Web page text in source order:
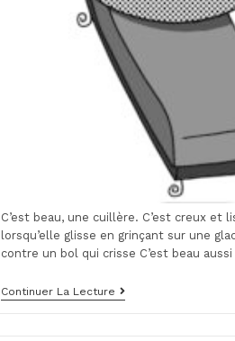
C’est beau, une cuillère. C’est creux et
lorsqu’elle glisse en grinçant sur une
contre un bol qui crisse C’est beau
Continuer La LectureLe